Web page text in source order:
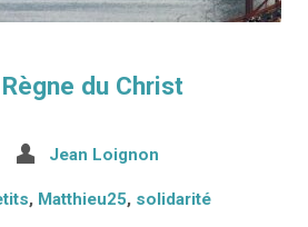
du Christ
Jean Loignon
, Matthieu25, solidarité